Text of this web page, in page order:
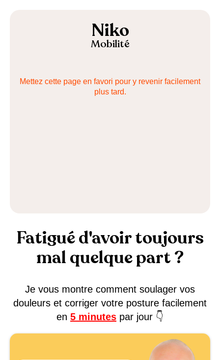
Niko
Mobilité
Mettez cette page en favori pour y revenir facilement
plus tard.
Fatigué d'avoir toujours
mal quelque part ?
Je vous montre comment soulager vos
douleurs et corriger votre posture facilement
en 5 minutes par jour 👇